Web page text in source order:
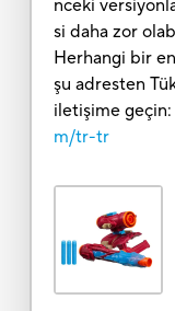
nceki
si daha zor
Herhangi bir
şu adresten
iletişime geçin:
m/tr-tr